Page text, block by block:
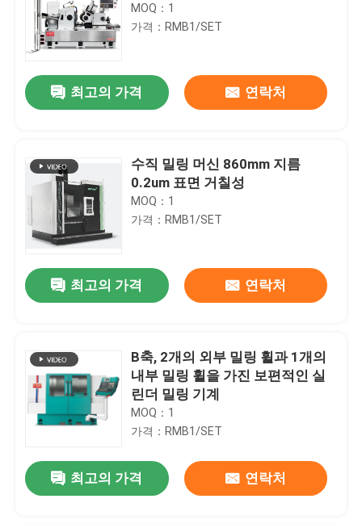
MOQ：1
가격：RMB1/SET
최고의 가격 연락처
수직 밀링 머신 860mm 지름
0.2um 표면 거칠성
MOQ：1
가격：RMB1/SET
최고의 가격 연락처
B축, 2개의 외부 밀링 휠과 1개의
내부 밀링 휠을 가진 보편적인 실
린더 밀링 기계
MOQ：1
가격：RMB1/SET
최고의 가격 연락처